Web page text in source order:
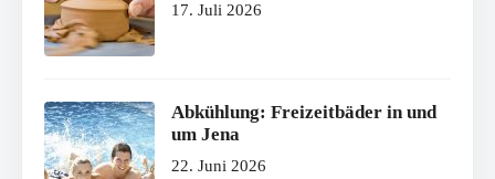
17. Juli 2026
Abkühlung: Freizeitbäder in und
um Jena
22. Juni 2026